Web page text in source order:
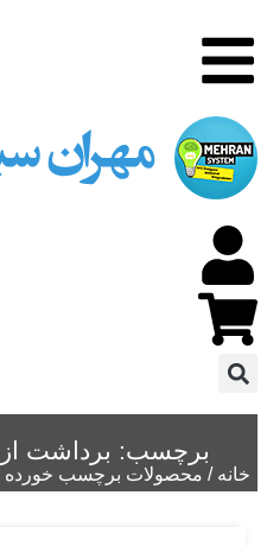
برچسب: برداشت از
خانه / محصولات برچسب خورده